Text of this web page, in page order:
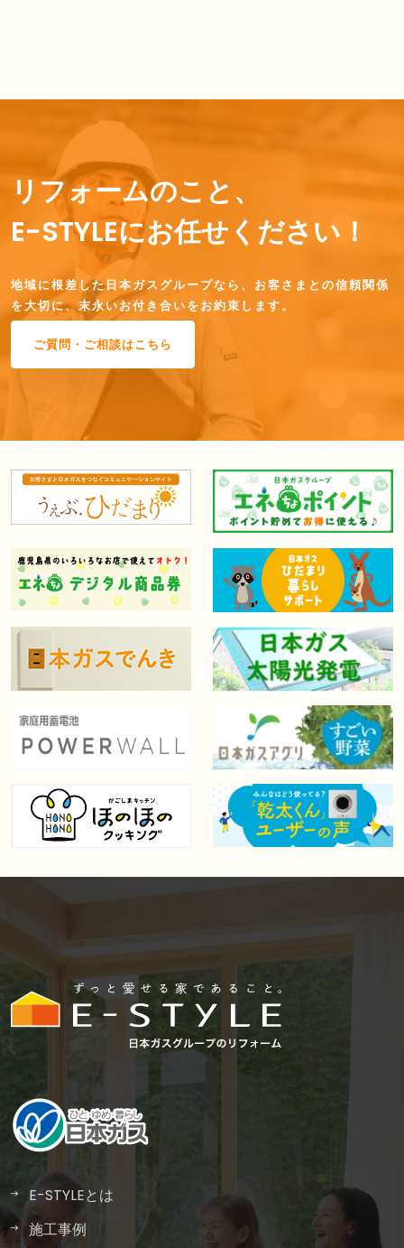
リフォームのこと、
E-STYLEにお任せください！
地域に根差した日本ガスグループなら、お客さまとの信頼関係
を大切に、末永いお付き合いをお約束します。
ご質問・ご相談はこちら
E-STYLEとは
施工事例